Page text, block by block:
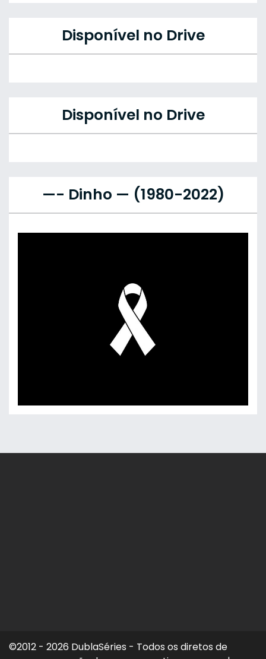
Disponível no Drive
Disponível no Drive
—- Dinho — (1980-2022)
©2012 - 2026 DublaSéries - Todos os diretos de